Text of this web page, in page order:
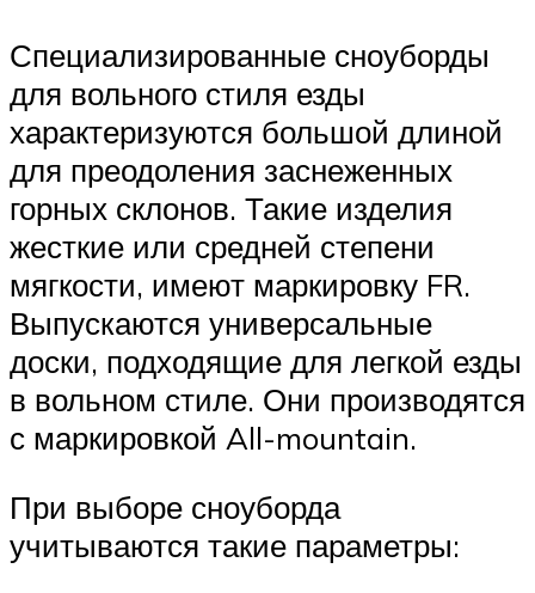
Специализированные сноуборды
для вольного стиля езды
характеризуются большой длиной
для преодоления заснеженных
горных склонов. Такие изделия
жесткие или средней степени
мягкости, имеют маркировку FR.
Выпускаются универсальные
доски, подходящие для легкой езды
в вольном стиле. Они производятся
с маркировкой All-mountain.
При выборе сноуборда
учитываются такие параметры: